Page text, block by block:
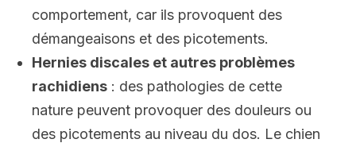
comportement, car ils provoquent des
démangeaisons et des picotements.
Hernies discales et autres problèmes
rachidiens : des pathologies de cette
nature peuvent provoquer des douleurs ou
des picotements au niveau du dos. Le chien